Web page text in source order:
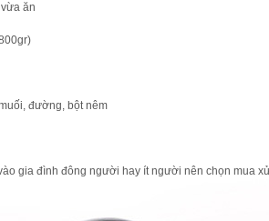
ăn
đường, bột nêm
gia đình đông người hay ít người nên chọn mua